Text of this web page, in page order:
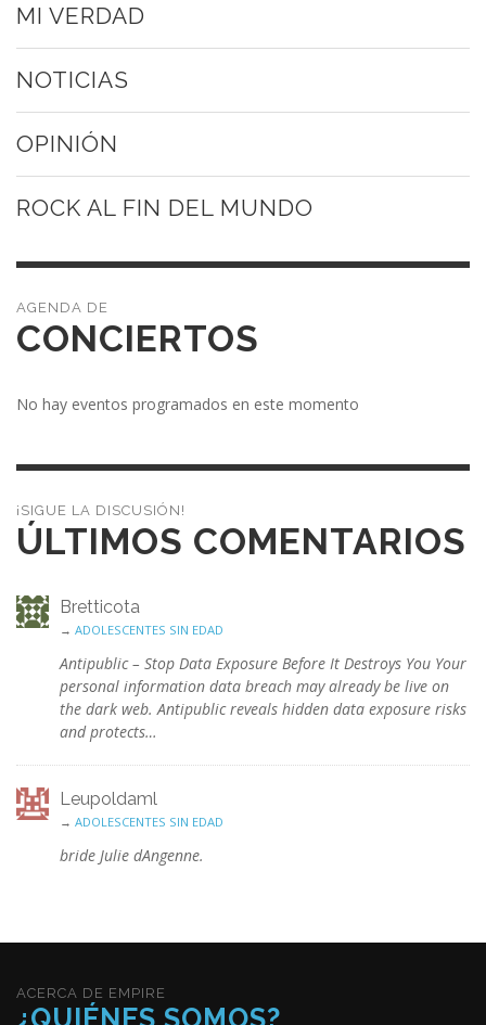
MI VERDAD
NOTICIAS
OPINIÓN
ROCK AL FIN DEL MUNDO
CONCIERTOS
No hay eventos programados en este momento
¡SIGUE LA DISCUSIÓN!
ÚLTIMOS COMENTARIOS
Bretticota
→ ADOLESCENTES SIN EDAD
Antipublic – Stop Data Exposure Before It Destroys You Your
personal information data breach may already be live on
the dark web. Antipublic reveals hidden data exposure risks
and protects…
Leupoldaml
→ ADOLESCENTES SIN EDAD
bride Julie dAngenne.
ACERCA DE EMPIRE
¿QUIÉNES SOMOS?